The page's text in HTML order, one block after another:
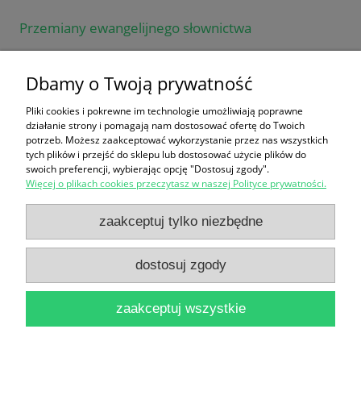
Przemiany ewangelijnego słownictwa
staroruskim Ewangeliarzu ławryszewskim
[Porównanie rzeczowników, Wariantowe
rzeczowniki]/ Iwona Katarzyna Nowakowska
Dbamy o Twoją prywatność
Pliki cookies i pokrewne im technologie umożliwiają poprawne
działanie strony i pomagają nam dostosować ofertę do Twoich
potrzeb. Możesz zaakceptować wykorzystanie przez nas wszystkich
tych plików i przejść do sklepu lub dostosować użycie plików do
swoich preferencji, wybierając opcję "Dostosuj zgody".
Więcej o plikach cookies przeczytasz w naszej Polityce prywatności.
zaakceptuj tylko niezbędne
dostosuj zgody
zaakceptuj wszystkie